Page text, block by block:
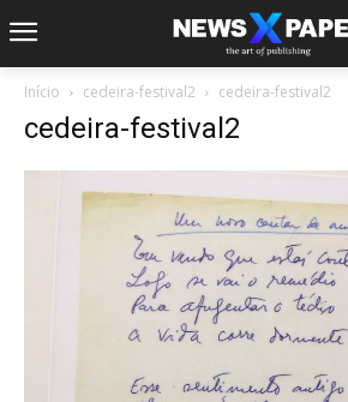
Início cedeira-festival2 cedeira-festival2
cedeira-festival2